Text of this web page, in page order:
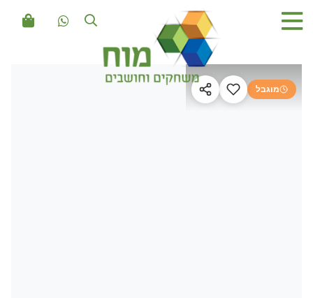
מוגבל